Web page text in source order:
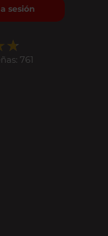
sesión
761